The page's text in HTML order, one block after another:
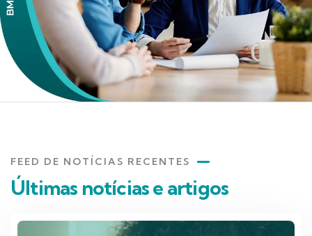
FEED DE NOTÍCIAS RECENTES
Últimas notícias e artigos